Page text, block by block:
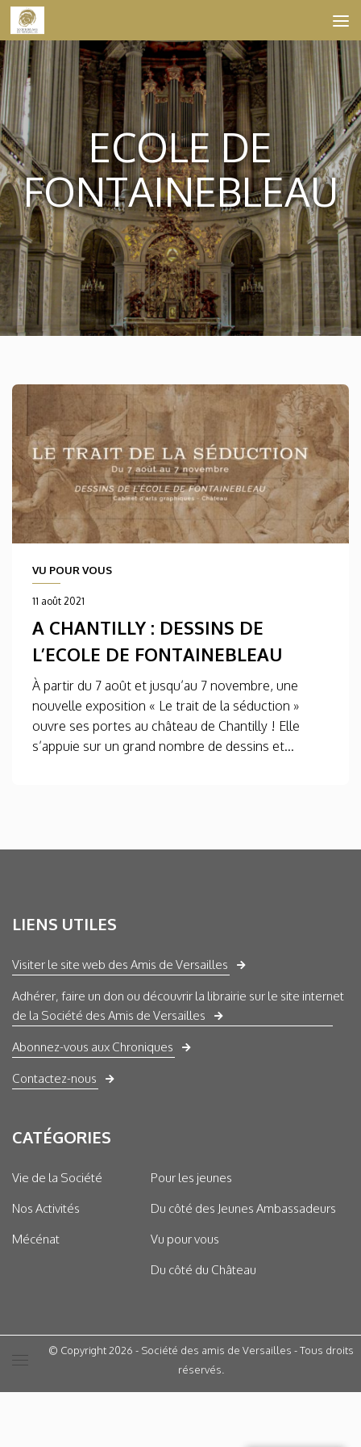
Skip to content
ECOLE DE
FONTAINEBLEAU
VU POUR VOUS
11 août 2021
A CHANTILLY : DESSINS DE
L’ECOLE DE FONTAINEBLEAU
À partir du 7 août et jusqu’au 7 novembre, une
nouvelle exposition « Le trait de la séduction »
ouvre ses portes au château de Chantilly ! Elle
s’appuie sur un grand nombre de dessins et...
LIENS UTILES
Visiter le site web des Amis de Versailles
Adhérer, faire un don ou découvrir la librairie sur le site internet
de la Société des Amis de Versailles
Abonnez-vous aux Chroniques
Contactez-nous
CATÉGORIES
Vie de la Société
Nos Activités
Mécénat
Pour les jeunes
Du côté des Jeunes Ambassadeurs
Vu pour vous
Du côté du Château
© Copyright 2026 - Société des amis de Versailles - Tous droits
réservés.